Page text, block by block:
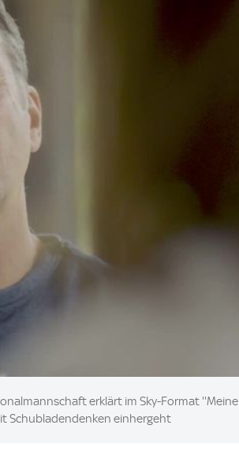
erklärt im Sky-Format
Schubladendenken einhergeht